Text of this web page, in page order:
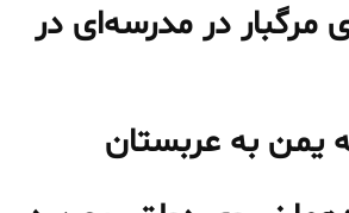
مرگبار در مدرسه‌ای در
یمن به عربستان